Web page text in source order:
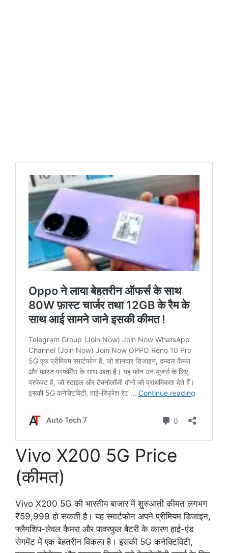
Vivo X200 5G Price
(कीमत)
Vivo X200 5G की भारतीय बाजार में शुरुआती कीमत लगभग
₹59,999 हो सकती है। यह स्मार्टफोन अपने प्रीमियम डिजाइन,
फ्लैगशिप-लेवल कैमरा और पावरफुल बैटरी के कारण हाई-एंड
सेगमेंट में एक बेहतरीन विकल्प है। इसकी 5G कनेक्टिविटी,